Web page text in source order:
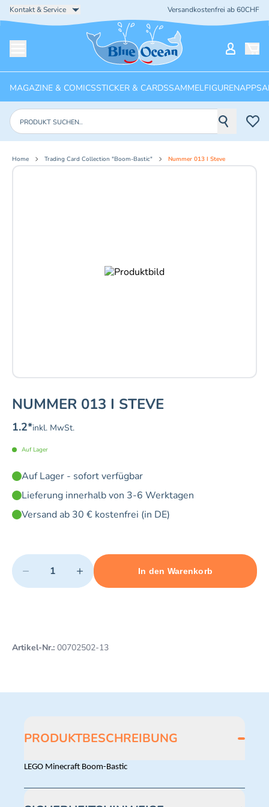
Kontakt & Service Versandkostenfrei ab 60CHF
Startseite
MAGAZINE & COMICSSTICKER & CARDSSAMMELFIGURENAPPS
Produkte suchen
Home Trading Card Collection "Boom-Bastic" Nummer 013 I Steve
NUMMER 013 I STEVE
1.2*inkl. MwSt.
Auf Lager
Auf Lager - sofort verfügbar
Lieferung innerhalb von 3-6 Werktagen
Versand ab 30 € kostenfrei (in DE)
Quantity
− +
Minimum quantity: 1 Maximum quantity: 3
In den Warenkorb
Add 1 item to cart
Artikel-Nr.: 00702502-13
PRODUKTBESCHREIBUNG
LEGO Minecraft Boom-Bastic